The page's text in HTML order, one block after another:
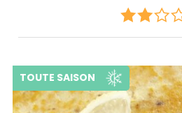
TOUTE SAISON